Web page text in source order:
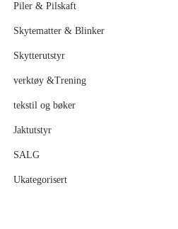
Piler & Pilskaft
Skytematter & Blinker
Skytterutstyr
verktøy &Trening
tekstil og bøker
Jaktutstyr
SALG
Ukategorisert